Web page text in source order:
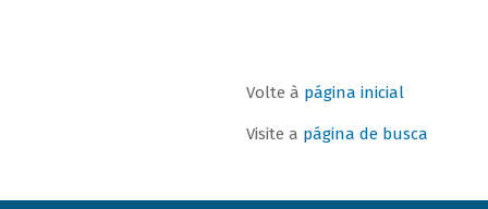
Volte à página inicial
Visite a página de busca